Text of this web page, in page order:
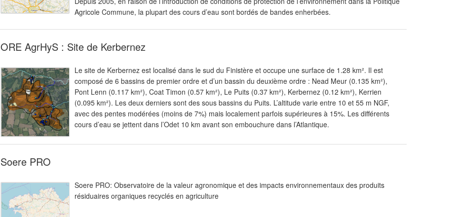
Agricole Commune, la plupart des cours d’eau sont bordés de bandes enherbées.
ORE AgrHyS : Site de Kerbernez
Le site de Kerbernez est localisé dans le sud du Finistère et occupe une surface de 1.28 km². Il est
composé de 6 bassins de premier ordre et d’un bassin du deuxième ordre : Nead Meur (0.135 km²),
Pont Lenn (0.117 km²), Coat Timon (0.57 km²), Le Puits (0.37 km²), Kerbernez (0.12 km²), Kerrien
(0.095 km²). Les deux derniers sont des sous bassins du Puits. L’altitude varie entre 10 et 55 m NGF,
avec des pentes modérées (moins de 7%) mais localement parfois supérieures à 15%. Les différents
cours d’eau se jettent dans l’Odet 10 km avant son embouchure dans l’Atlantique.
Soere PRO
Soere PRO: Observatoire de la valeur agronomique et des impacts environnementaux des produits
résiduaires organiques recyclés en agriculture